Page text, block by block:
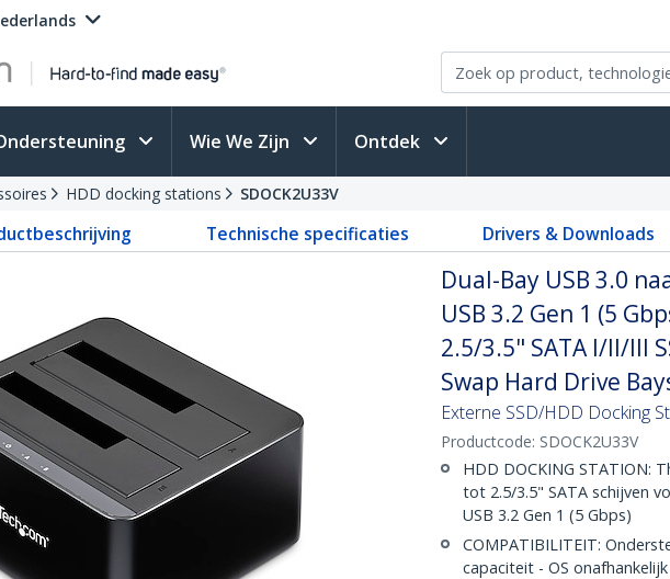
Wie We Zijn Ontdek
HDD docking stations SDOCK2U33V
Technische specificaties Drivers & Downloads
Dual-Bay USB 3.0
USB 3.2 Gen 1 (5
2.5/3.5" SATA I/II/III
Swap Hard Drive
Externe SSD/HDD Docking
Productcode: SDOCK2U33V
HDD DOCKING STATION:
tot 2.5/3.5" SATA schijven
USB 3.2 Gen 1 (5 Gbps)
COMPATIBILITEIT:
capaciteit - OS